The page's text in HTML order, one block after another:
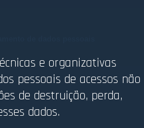
e organizativas
pessoais de acessos não
de destruição, perda,
dados.